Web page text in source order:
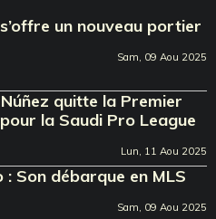
un nouveau portier
Sam, 09 Aou 2025
quitte la Premier
la Saudi Pro League
Lun, 11 Aou 2025
: Son débarque en MLS
Sam, 09 Aou 2025